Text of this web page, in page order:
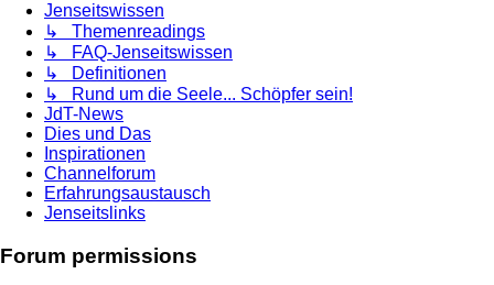
Jenseitswissen
↳ Themenreadings
↳ FAQ-Jenseitswissen
↳ Definitionen
↳ Rund um die Seele... Schöpfer sein!
JdT-News
Dies und Das
Inspirationen
Channelforum
Erfahrungsaustausch
Jenseitslinks
Forum permissions